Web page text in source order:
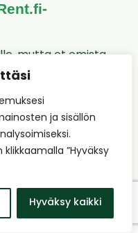
ja sisällön
”Hyväksy
Hyväksy kaikki
mutta et omista
tavarat viedä...